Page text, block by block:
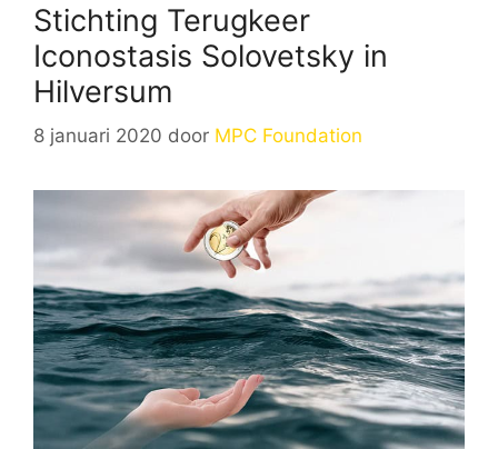
Stichting Terugkeer
Iconostasis Solovetsky in
Hilversum
8 januari 2020 door MPC Foundation